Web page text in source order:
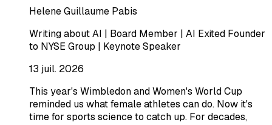
Helene Guillaume Pabis
Writing about AI | Board Member | AI Exited Founder
to NYSE Group | Keynote Speaker
13 juil. 2026
This year's Wimbledon and Women's World Cup
reminded us what female athletes can do. Now it's
time for sports science to catch up. For decades,